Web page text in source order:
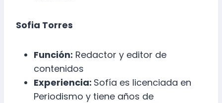
Sofia Torres
Función: Redactor y editor de
contenidos
Experiencia: Sofía es licenciada en
Periodismo y tiene años de